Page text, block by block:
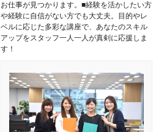
お仕事が見つかります。■経験を活かしたい方
や経験に自信がない方でも大丈夫。目的やレ
ベルに応じた多彩な講座で、あなたのスキル
アップをスタッフ一人一人が真剣に応援しま
す！